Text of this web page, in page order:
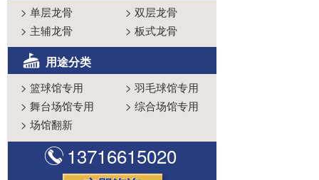
> 单层龙骨 > 双层龙骨
> 主辅龙骨 > 板式龙骨
用途分类
> 篮球馆专用 > 羽毛球馆专用
> 舞台场馆专用 > 综合场馆专用
> 场馆翻新
13716615020